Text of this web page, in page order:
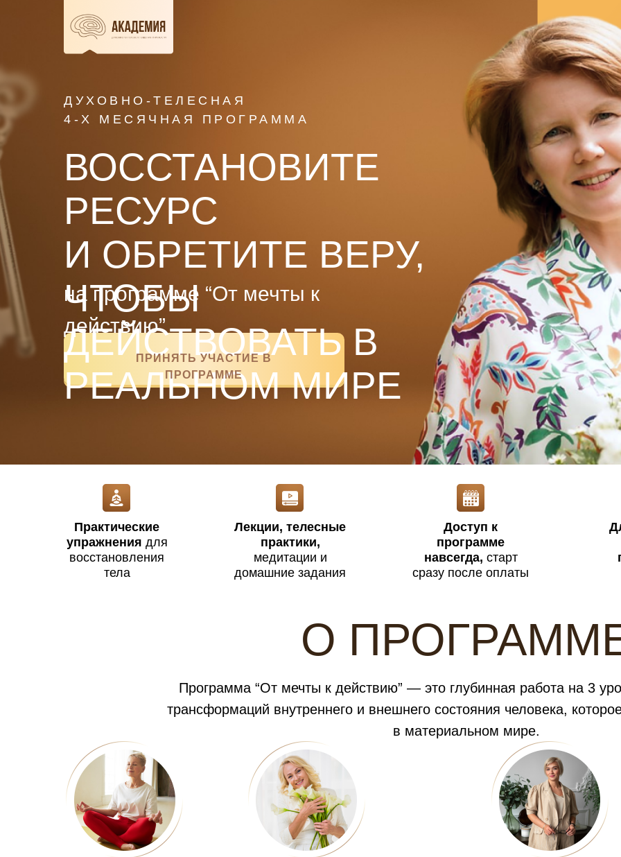
ВОССТАНОВИТЕ
РЕСУРС
И ОБРЕТИТЕ ВЕРУ,
ЧТОБЫ
ДЕЙСТВОВАТЬ В
РЕАЛЬНОМ МИРЕ
ДУХОВНО-ТЕЛЕСНАЯ
4-Х МЕСЯЧНАЯ ПРОГРАММА
ПРИНЯТЬ УЧАСТИЕ В
ПРОГРАММЕ
на программе “От мечты к
действию”
Практические
упражнения для
восстановления
тела
Лекции, телесные
практики,
медитации и
домашние задания
Доступ к
программе
навсегда, старт
сразу после оплаты
О
Программа “От мечты к действию” — это глубинная работа на 3
трансформаций внутреннего и внешнего состояния человека,
в материальном мире.